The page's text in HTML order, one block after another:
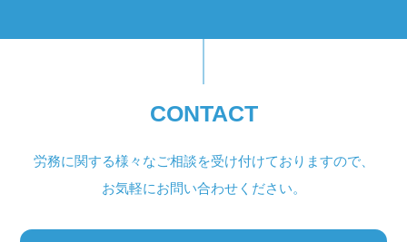
CONTACT
労務に関する様々なご相談を受け付けておりますので、
お気軽にお問い合わせください。